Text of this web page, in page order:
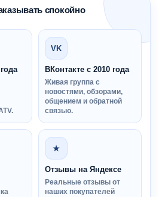
спокойно
VK
ВКонтакте с 2010 года
Живая группа с
новостями, обзорами,
общением и обратной
связью.
★
Отзывы на Яндексе
Реальные отзывы от
наших покупателей